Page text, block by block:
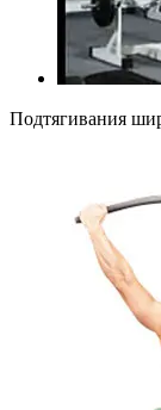
Подтягивания